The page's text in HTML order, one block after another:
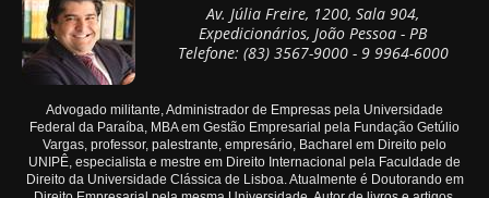
Av. Júlia Freire, 1200, Sala 904,
Expedicionários, João Pessoa - PB
Telefone: (83) 3567-9000 - 9 9964-6000
Advogado militante, Administrador de Empresas pela Universidade
Federal da Paraíba, MBA em Gestão Empresarial pela Fundação Getúlio
Vargas, professor, palestrante, empresário, Bacharel em Direito pelo
UNIPÊ, especialista e mestre em Direito Internacional pela Faculdade de
Direito da Universidade Clássica de Lisboa. Atualmente é Doutorando em